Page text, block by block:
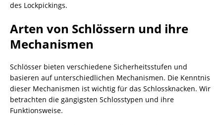
des Lockpickings.
Arten von Schlössern und ihre
Mechanismen
Schlösser bieten verschiedene Sicherheitsstufen und
basieren auf unterschiedlichen Mechanismen. Die Kenntnis
dieser Mechanismen ist wichtig für das Schlossknacken. Wir
betrachten die gängigsten Schlosstypen und ihre
Funktionsweise.